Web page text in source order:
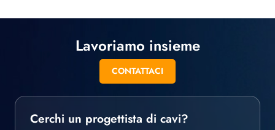
Lavoriamo insieme
CONTATTACI
Cerchi un progettista di cavi?